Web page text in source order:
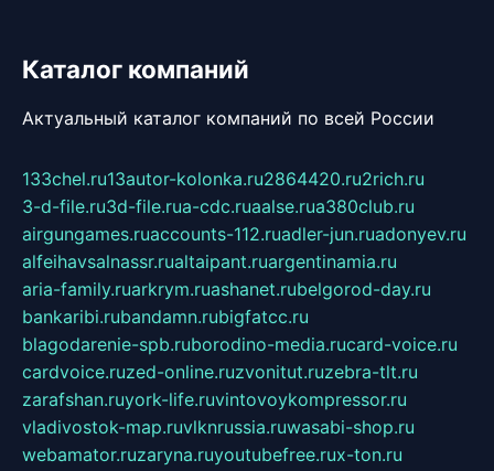
Каталог компаний
Актуальный каталог компаний по всей России
133chel.ru13autor-kolonka.ru2864420.ru2rich.ru
3-d-file.ru3d-file.rua-cdc.ruaalse.rua380club.ru
airgungames.ruaccounts-112.ruadler-jun.ruadonyev.ru
alfeihavsalnassr.rualtaipant.ruargentinamia.ru
aria-family.ruarkrym.ruashanet.rubelgorod-day.ru
bankaribi.rubandamn.rubigfatcc.ru
blagodarenie-spb.ruborodino-media.rucard-voice.ru
cardvoice.ruzed-online.ruzvonitut.ruzebra-tlt.ru
zarafshan.ruyork-life.ruvintovoykompressor.ru
vladivostok-map.ruvlknrussia.ruwasabi-shop.ru
webamator.ruzaryna.ruyoutubefree.rux-ton.ru